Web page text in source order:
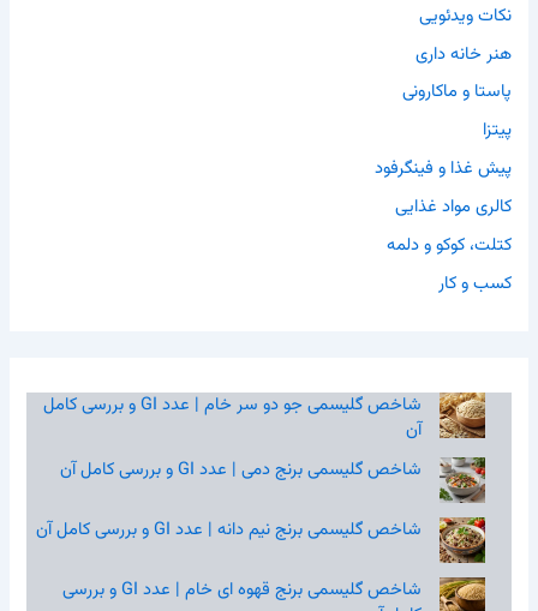
نکات ویدئویی
هنر خانه داری
پاستا و ماکارونی
پیتزا
پیش غذا و فینگرفود
کالری مواد غذایی
کتلت، کوکو و دلمه
کسب و کار
شاخص گلیسمی جو دو سر خام | عدد GI و بررسی کامل
آن
شاخص گلیسمی برنج دمی | عدد GI و بررسی کامل آن
شاخص گلیسمی برنج نیم‌ دانه | عدد GI و بررسی کامل آن
شاخص گلیسمی برنج قهوه‌ ای خام | عدد GI و بررسی